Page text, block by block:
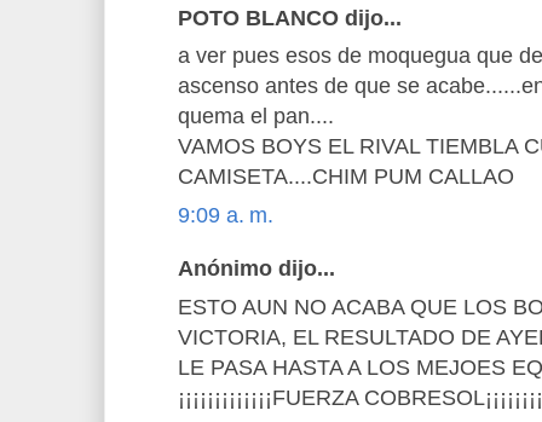
POTO BLANCO dijo...
a ver pues esos de moquegua que
ascenso antes de que se
quema el pan....
VAMOS BOYS EL RIVAL TIEMBLA
CAMISETA....CHIM PUM CALLAO
9:09 a. m.
Anónimo dijo...
ESTO AUN NO ACABA QUE LOS
VICTORIA, EL RESULTADO DE
LE PASA HASTA A LOS MEJOES
¡¡¡¡¡¡¡¡¡¡¡¡¡FUERZA